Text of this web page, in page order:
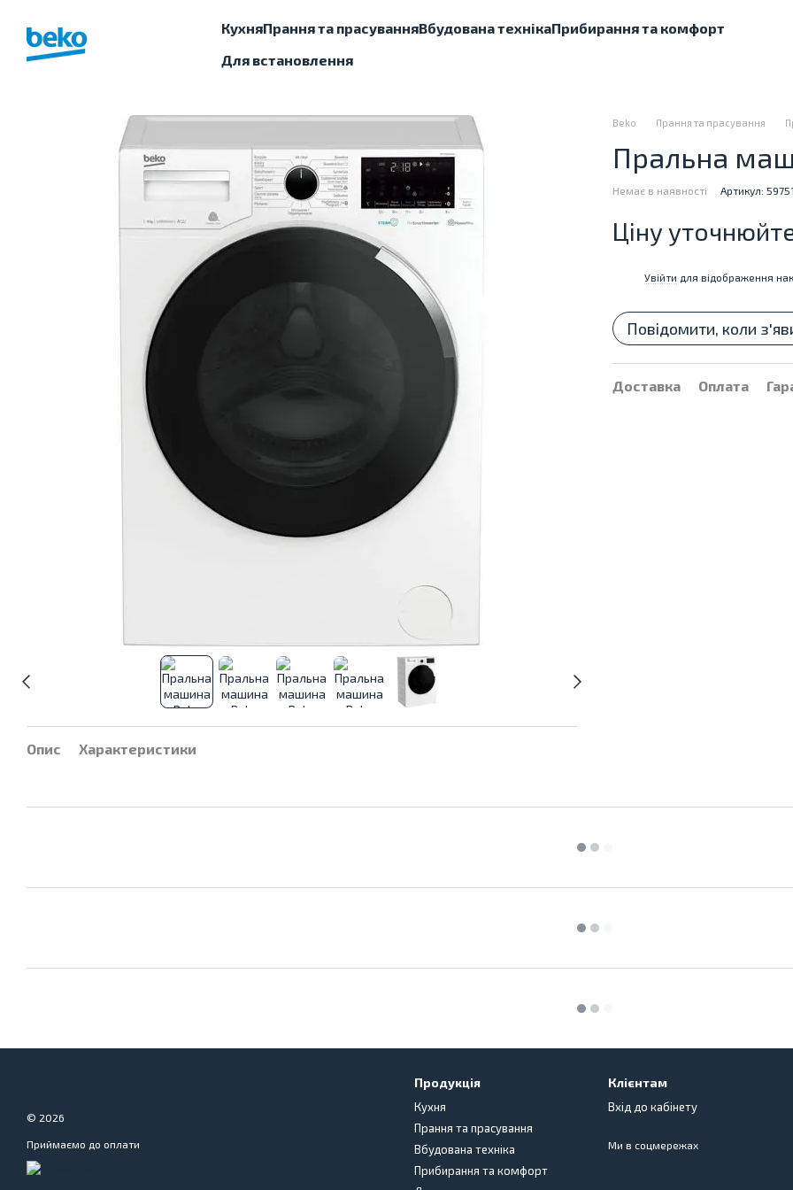
КухняПрання та прасуванняВбудована технікаПрибирання та комфорт
Для встановлення
Опис Характеристики
Beko Прання та прасування
Пральна
Немає в наявності Артикул:
Ціну
Увійти для відображення
Повідомити, коли
Доставка Оплата
© 2026
Приймаємо до оплати
Продукція
Кухня
Прання та прасування
Вбудована техніка
Прибирання та комфорт
Клієнтам
Вхід до кабінету
Ми в соцмережах